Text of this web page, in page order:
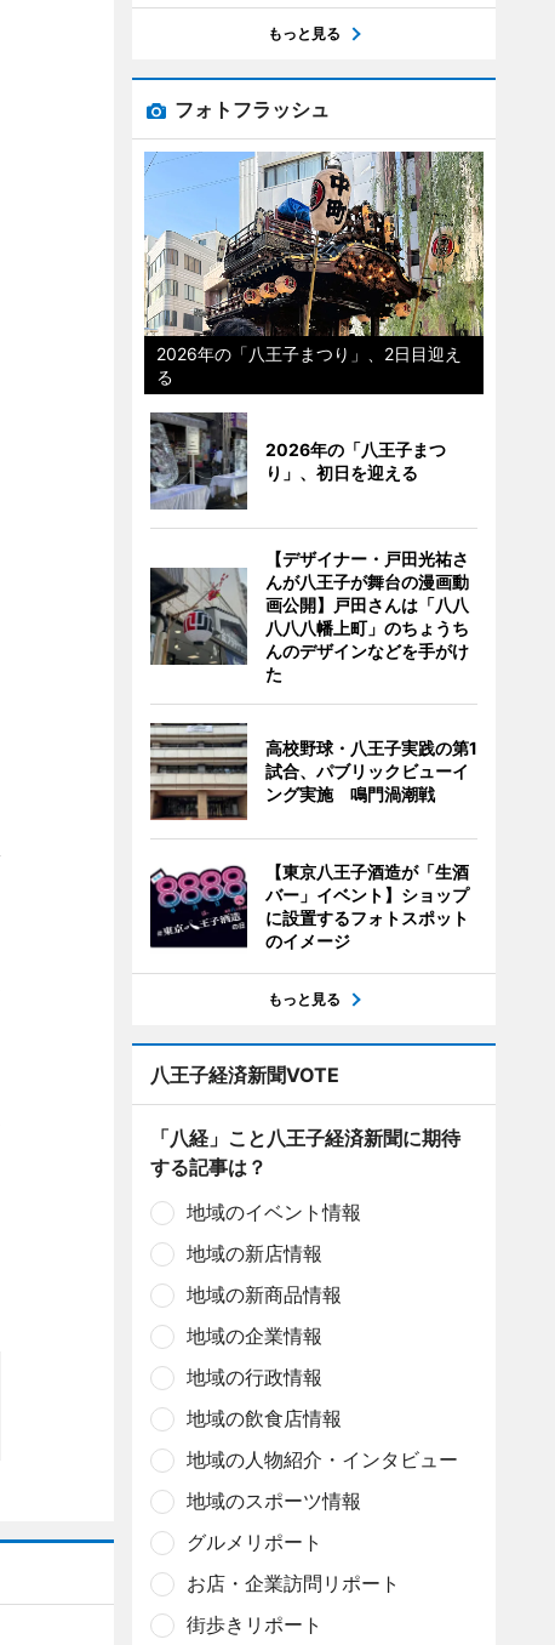
もっと見る
フォトフラッシュ
2026年の「八王子まつり」、2日目迎え
る
2026年の「八王子まつ
り」、初日を迎える
【デザイナー・戸田光祐さ
んが八王子が舞台の漫画動
画公開】戸田さんは「八八
八八八幡上町」のちょうち
んのデザインなどを手がけ
た
高校野球・八王子実践の第1
試合、パブリックビューイ
ング実施 鳴門渦潮戦
【東京八王子酒造が「生酒
バー」イベント】ショップ
に設置するフォトスポット
のイメージ
もっと見る
八王子経済新聞VOTE
「八経」こと八王子経済新聞に期待
する記事は？
地域のイベント情報
地域の新店情報
地域の新商品情報
地域の企業情報
地域の行政情報
地域の飲食店情報
地域の人物紹介・インタビュー
地域のスポーツ情報
グルメリポート
お店・企業訪問リポート
街歩きリポート